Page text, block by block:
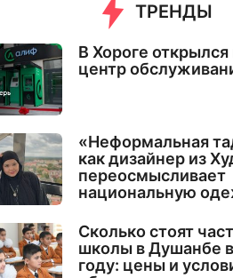
ТРЕНДЫ
В Хороге
центр
«Неформальная
как дизайнер из
переосмысливает
национальную
Сколько стоят
школы в Душанбе
году: цены и